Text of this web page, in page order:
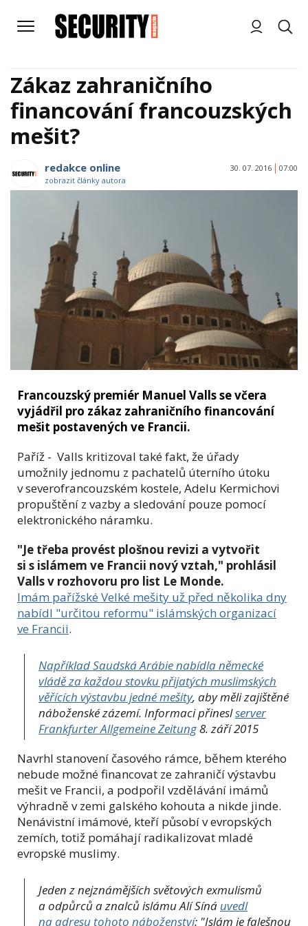
Zákaz zahraničního
financování francouzských
mešit?
redakce online
zobrazit články autora
30. 07. 2016 07:00
Francouzský premiér Manuel Valls se včera
vyjádřil pro zákaz zahraničního financování
mešit postavených ve Francii.
Paříž - Valls kritizoval také fakt, že úřady
umožnily jednomu z pachatelů úterního útoku
v severofrancouzském kostele, Adelu Kermichovi
propuštění z vazby a sledování pouze pomocí
elektronického náramku.
"Je třeba provést plošnou revizi a vytvořit
si s islámem ve Francii nový vztah," prohlásil
Valls v rozhovoru pro list Le Monde.
Imám pařížské Velké mešity už před několika dny
nabídl "určitou reformu" islámských organizací
ve Francii.
Například Saudská Arábie nabídla německé
vládě za každou stovku přijatých muslimských
věřících výstavbu jedné mešity, aby měli zajištěné
náboženské zázemí. Informaci přineslserver
Frankfurter Allgemeine Zeitung8. září 2015
Navrhl stanovení časového rámce, během kterého
nebude možné financovat ze zahraničí výstavbu
mešit ve Francii, a podpořil vzdělávání imámů
výhradně v zemi galského kohouta a nikde jinde.
Nenávistní imámové, kteří působí v evropských
zemích, totiž pomáhají radikalizovat mladé
evropské muslimy.
Jeden z nejznámějších světových exmulismů
a odpůrců a znalců islámu Alí Síná uvedl
na adresu tohoto náboženství: "Islám je falešnou